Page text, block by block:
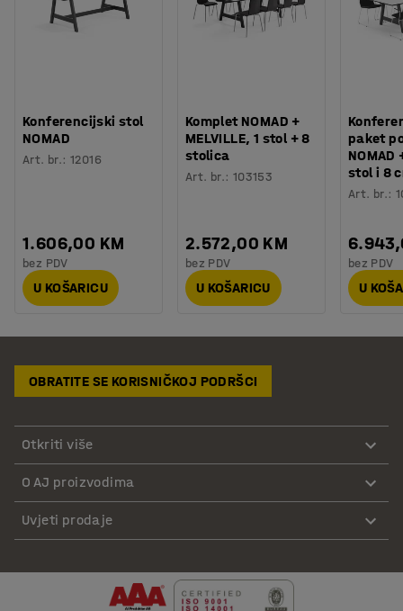
Konferencijski stol
NOMAD
Art. br.:12016
1.606,00 KM
bez PDV
U KOŠARICU
Komplet NOMAD +
MELVILLE, 1 stol + 8
stolica
Art. br.: 103153
2.572,00 KM
bez PDV
U KOŠARICU
paket
NOMAD
stol i 8
Art. br.:
bez PDV
U
OBRATITE SE KORISNIČKOJ PODRŠCI
Otkriti više
O AJ proizvodima
Uvjeti prodaje